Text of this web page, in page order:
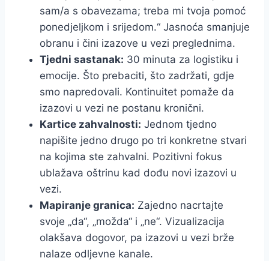
sam/a s obavezama; treba mi tvoja pomoć
ponedjeljkom i srijedom.“ Jasnoća smanjuje
obranu i čini izazove u vezi preglednima.
Tjedni sastanak: 30 minuta za logistiku i
emocije. Što prebaciti, što zadržati, gdje
smo napredovali. Kontinuitet pomaže da
izazovi u vezi ne postanu kronični.
Kartice zahvalnosti: Jednom tjedno
napišite jedno drugo po tri konkretne stvari
na kojima ste zahvalni. Pozitivni fokus
ublažava oštrinu kad dođu novi izazovi u
vezi.
Mapiranje granica: Zajedno nacrtajte
svoje „da“, „možda“ i „ne“. Vizualizacija
olakšava dogovor, pa izazovi u vezi brže
nalaze odljevne kanale.